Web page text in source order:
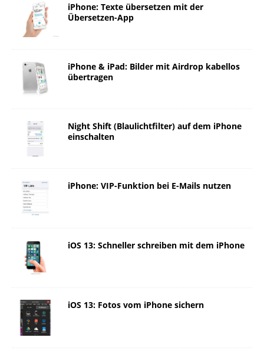
iPhone: Texte übersetzen mit der
Übersetzen-App
iPhone & iPad: Bilder mit Airdrop kabellos
übertragen
Night Shift (Blaulichtfilter) auf dem iPhone
einschalten
iPhone: VIP-Funktion bei E-Mails nutzen
iOS 13: Schneller schreiben mit dem iPhone
iOS 13: Fotos vom iPhone sichern